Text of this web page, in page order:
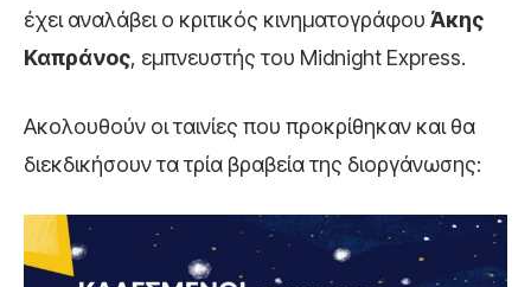
έχει αναλάβει ο κριτικός κινηματογράφου Άκης
Καπράνος, εμπνευστής του Midnight Express.
Ακολουθούν οι ταινίες που προκρίθηκαν και θα
διεκδικήσουν τα τρία βραβεία της διοργάνωσης: